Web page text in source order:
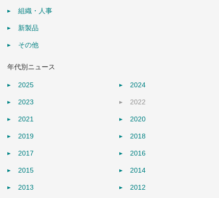
組織・人事
新製品
その他
年代別ニュース
2025 2024
2023 2022
2021 2020
2019 2018
2017 2016
2015 2014
2013 2012